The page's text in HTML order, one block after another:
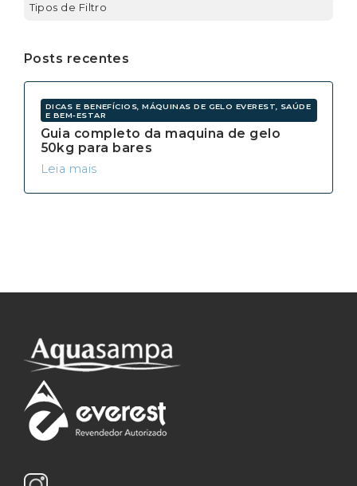
Tipos de Filtro
Posts recentes
DICAS E BENEFÍCIOS, MÁQUINAS DE GELO EVEREST, SAÚDE
E BEM-ESTAR
Guia completo da maquina de gelo
50kg para bares
Leia mais